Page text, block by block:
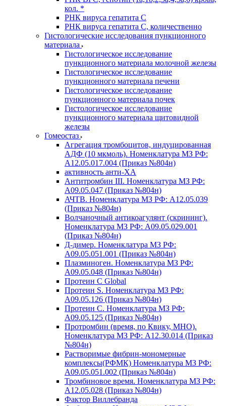
кол. *
РНК вируса гепатита C
РНК вируса гепатита C, количественно
Гистологические исследования пункционного
материала
Гистологическое исследование
пункционного материала молочной железы
Гистологическое исследование
пункционного материала печени
Гистологическое исследование
пункционного материала почек
Гистологическое исследование
пункционного материала щитовидной
железы
Гомеостаз
Агрегация тромбоцитов, индуцированная
АДФ (10 мкмоль). Номенклатура МЗ РФ:
A12.05.017.004 (Приказ №804н)
активность анти-ХА
Антитромбин III. Номенклатура МЗ РФ:
A09.05.047 (Приказ №804н)
АЧТВ. Номенклатура МЗ РФ: A12.05.039
(Приказ №804н)
Волчаночный антикоагулянт (скрининг).
Номенклатура МЗ РФ: A09.05.029.001
(Приказ №804н)
Д-димер. Номенклатура МЗ РФ:
A09.05.051.001 (Приказ №804н)
Плазминоген. Номенклатура МЗ РФ:
A09.05.048 (Приказ №804н)
Протеин C Global
Протеин S. Номенклатура МЗ РФ:
A09.05.126 (Приказ №804н)
Протеин С. Номенклатура МЗ РФ:
A09.05.125 (Приказ №804н)
Протромбин (время, по Квику, МНО).
Номенклатура МЗ РФ: A12.30.014 (Приказ
№804н)
Растворимые фибрин-мономерные
комплексы(РФМК) Номенклатура МЗ РФ:
A09.05.051.002 (Приказ №804н)
Тромбиновое время. Номенклатура МЗ РФ:
A12.05.028 (Приказ №804н)
Фактор Виллебранда